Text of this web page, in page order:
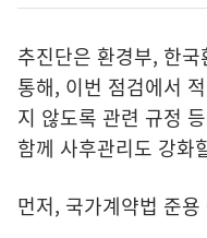
추진단은 환경부, 한
통해, 이번 점검에서
지 않도록 관련 규정
함께 사후관리도 강화
먼저, 국가계약법 준